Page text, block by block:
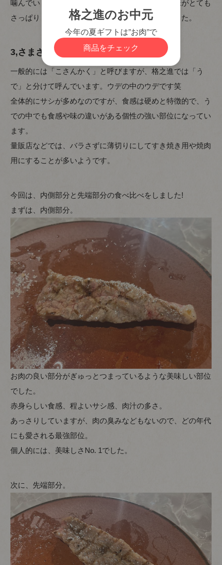
噛んでいくうちに旨味が感じられます。しかし、味がとても
さっぱりしているため、非常に食べやすい部位でした。
3,さまざまな個性を持った「うで」
一般的には「こさんかく」と呼びますが、格之進では「う
で」と分けて呼んでいます。ウデの中のウデです笑
全体的にサシが多めなのですが、食感は硬めと特徴的で、う
での中でも食感や味の違いがある個性の強い部位になってい
ます。
量販店などでは、バラさずに薄切りにしてすき焼き用や焼肉
用にすることが多いようです。
今回は、内側部分と先端部分の食べ比べをしました!
まずは、内側部分。
お肉の良い部分がぎゅっとつまっているような美味しい部位
でした。
赤身らしい食感、程よいサシ感、肉汁の多さ。
あっさりしていますが、肉の臭みなどもないので、どの年代
にも愛される最強部位。
個人的には、美味しさNo. 1でした。
次に、先端部分。